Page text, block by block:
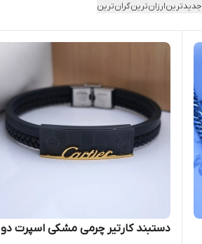
جدیدترینارزان‌ترینگران‌ترین
دستبند کارتیر چرمی مشکی اسپرت دو